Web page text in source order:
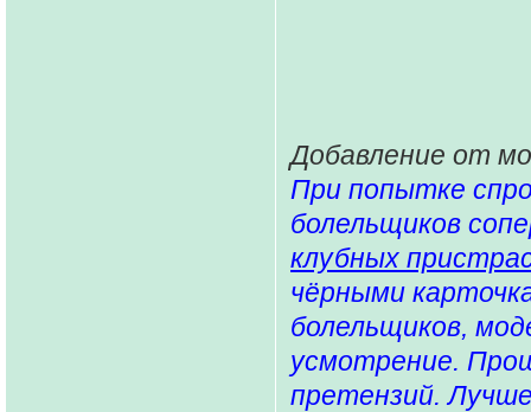
Добавление от
При попытке
болельщиков
клубных
чёрными
болельщиков,
усмотрение.
претензий.